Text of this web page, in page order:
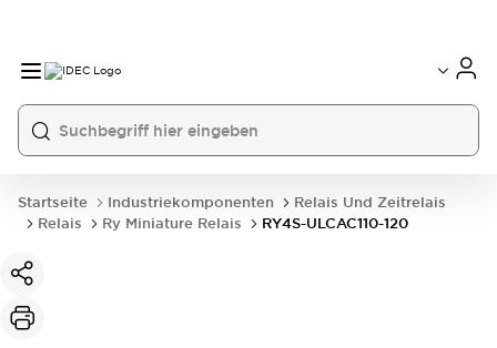
Startseite Industriekomponenten
Relais Und Zeitrelais
Relais
Ry Miniature Relais RY4S-ULCAC110-120